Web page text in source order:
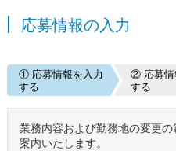
応募情報の入力
① 応募情報を入力
する
② 応募情
する
業務内容および勤務地の変更
案内いたします。